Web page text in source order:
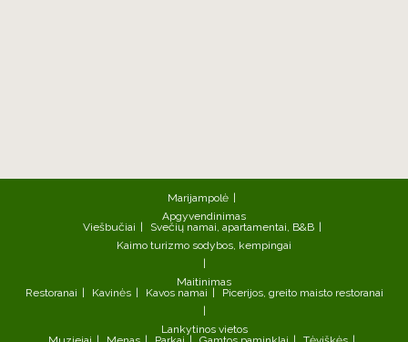
Marijampolė
Apgyvendinimas
Viešbučiai
Svečių namai, apartamentai, B&B
Kaimo turizmo sodybos, kempingai
Maitinimas
Restoranai
Kavinės Kavos namai Picerijos, greito maisto restoranai
Lankytinos vietos